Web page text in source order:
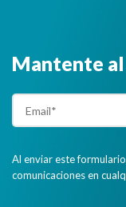
Mantente
Al enviar este
comunicaciones en